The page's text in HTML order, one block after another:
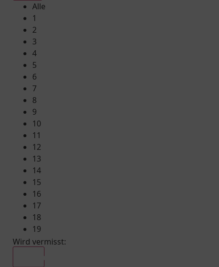
Alle
1
2
3
4
5
6
7
8
9
10
11
12
13
14
15
16
17
18
19
Wird vermisst: